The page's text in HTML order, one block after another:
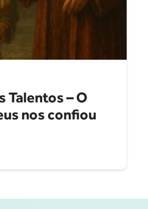
Talentos – O
nos confiou